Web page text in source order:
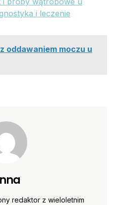
i leczenie
oddawaniem moczu u
redaktor z wieloletnim